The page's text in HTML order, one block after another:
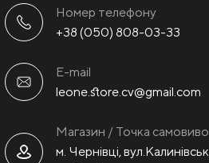
Номер телефону
+38 (050) 808-03-33
E-mail
leone.store.cv@gmail.com
Магазин / Точка
м. Чернівці,